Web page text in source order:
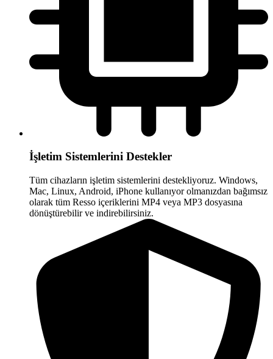
İşletim Sistemlerini Destekler
Tüm cihazların işletim sistemlerini destekliyoruz. Windows,
Mac, Linux, Android, iPhone kullanıyor olmanızdan bağımsız
olarak tüm Resso içeriklerini MP4 veya MP3 dosyasına
dönüştürebilir ve indirebilirsiniz.